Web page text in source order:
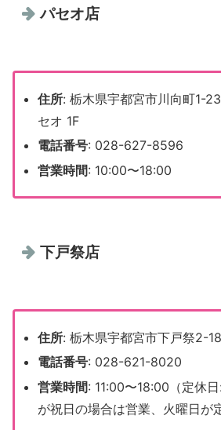
パセオ店
住所: 栃木県宇都宮市川向町1-
セオ 1F
電話番号: 028-627-8596
営業時間: 10:00〜18:00
下戸祭店
住所: 栃木県宇都宮市下戸祭2-
電話番号: 028-621-8020
営業時間: 11:00〜18:00（定休
が祝日の場合は営業、火曜日が